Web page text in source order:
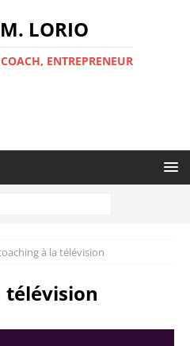
LORIO
ENTREPRENEUR
à la télévision
télévision